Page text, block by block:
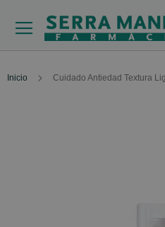
Inicio Cuidado Antiedad Textura